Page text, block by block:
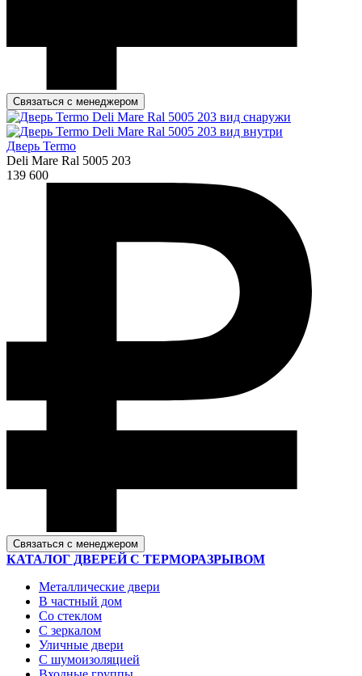
Связаться с менеджером
Дверь Termo
Deli Mare Ral 5005 203
139 600
Связаться с менеджером
КАТАЛОГ ДВЕРЕЙ С ТЕРМОРАЗРЫВОМ
Металлические двери
В частный дом
Со стеклом
С зеркалом
Уличные двери
С шумоизоляцией